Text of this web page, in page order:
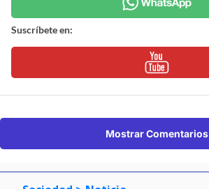
Suscríbete en:
Mostrar Comentarios